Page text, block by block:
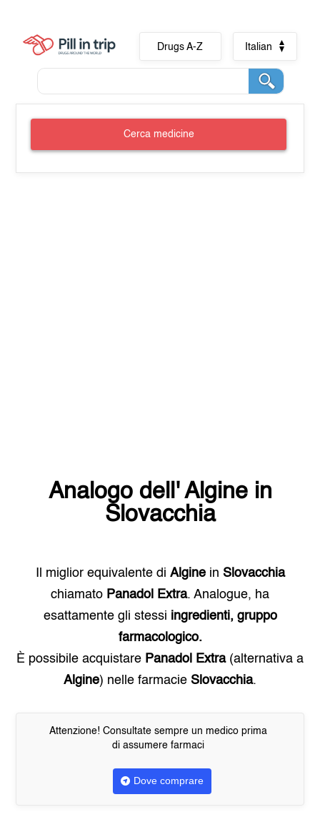
Drugs A-Z Italian
Cerca medicine
Analogo dell'Alginein
Slovacchia
Il miglior equivalente di Alginein Slovacchia
chiamato Panadol Extra. Analogue, ha
esattamente gli stessi ingredienti, gruppo
farmacologico.
È possibile acquistare Panadol Extra(alternativa a
Algine) nelle farmacie Slovacchia.
Attenzione! Consultate sempre un medico prima
di assumere farmaci
Dove comprare